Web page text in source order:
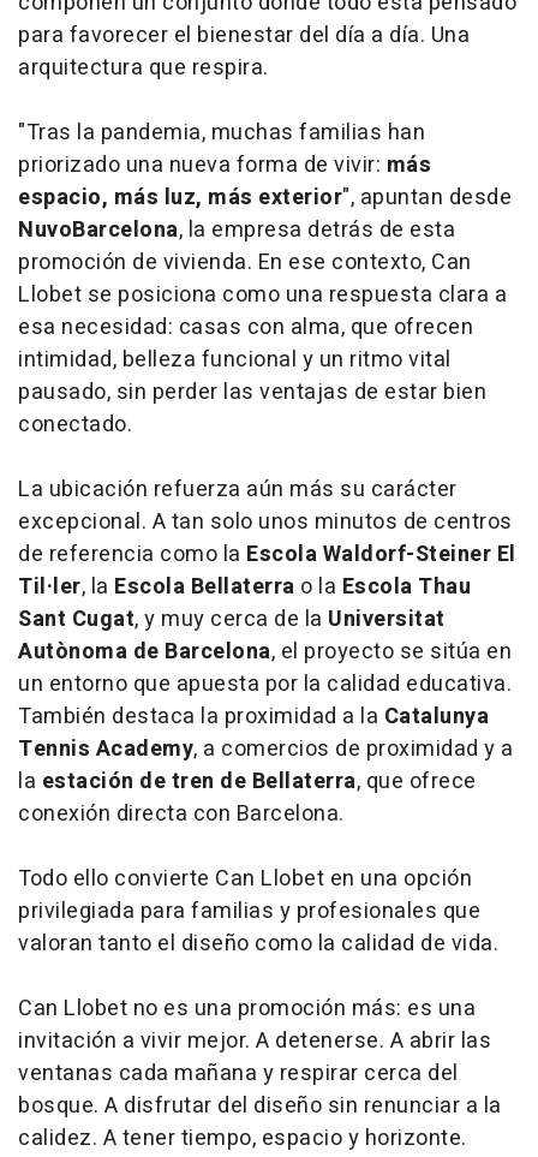
para favorecer el bienestar del día a día. Una
arquitectura que respira.
"Tras la pandemia, muchas familias han
priorizado una nueva forma de vivir: más
espacio, más luz, más exterior", apuntan desde
NuvoBarcelona, la empresa detrás de esta
promoción de vivienda. En ese contexto, Can
Llobet se posiciona como una respuesta clara a
esa necesidad: casas con alma, que ofrecen
intimidad, belleza funcional y un ritmo vital
pausado, sin perder las ventajas de estar bien
conectado.
La ubicación refuerza aún más su carácter
excepcional. A tan solo unos minutos de centros
de referencia como la Escola Waldorf-Steiner El
Til·ler, la Escola Bellaterra o la Escola Thau
Sant Cugat, y muy cerca de la Universitat
Autònoma de Barcelona, el proyecto se sitúa en
un entorno que apuesta por la calidad educativa.
También destaca la proximidad a la Catalunya
Tennis Academy, a comercios de proximidad y a
la estación de tren de Bellaterra, que ofrece
conexión directa con Barcelona.
Todo ello convierte Can Llobet en una opción
privilegiada para familias y profesionales que
valoran tanto el diseño como la calidad de vida.
Can Llobet no es una promoción más: es una
invitación a vivir mejor. A detenerse. A abrir las
ventanas cada mañana y respirar cerca del
bosque. A disfrutar del diseño sin renunciar a la
calidez. A tener tiempo, espacio y horizonte.